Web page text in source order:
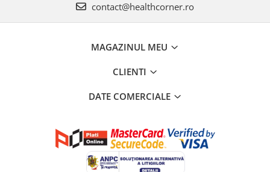
contact@healthcorner.ro
MAGAZINUL MEU
CLIENTI
DATE COMERCIALE